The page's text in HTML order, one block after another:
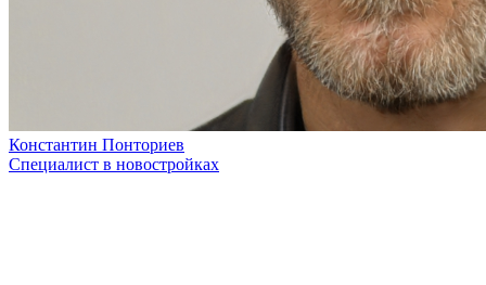
Константин Понториев
Специалист в новостройках